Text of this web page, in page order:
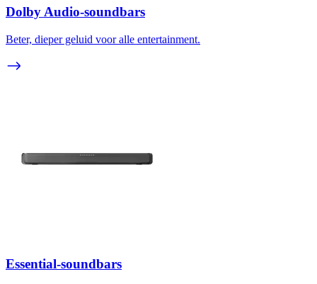
Dolby Audio-soundbars
Beter, dieper geluid voor alle entertainment.
Essential-soundbars